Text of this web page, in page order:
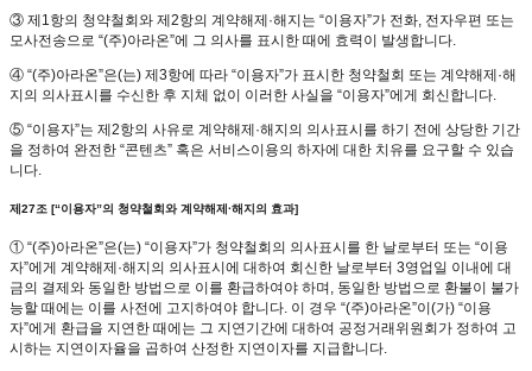
③ 제1항의 청약철회와 제2항의 계약해제·해지는 “이용자”가 전화, 전자우편 또는
모사전송으로 “(주)아라온”에 그 의사를 표시한 때에 효력이 발생합니다.
④ “(주)아라온”은(는) 제3항에 따라 “이용자”가 표시한 청약철회 또는 계약해제·해
지의 의사표시를 수신한 후 지체 없이 이러한 사실을 “이용자”에게 회신합니다.
⑤ “이용자”는 제2항의 사유로 계약해제·해지의 의사표시를 하기 전에 상당한 기간
을 정하여 완전한 “콘텐츠” 혹은 서비스이용의 하자에 대한 치유를 요구할 수 있습
니다.
제27조 [“이용자”의 청약철회와 계약해제·해지의 효과]
① “(주)아라온”은(는) “이용자”가 청약철회의 의사표시를 한 날로부터 또는 “이용
자”에게 계약해제·해지의 의사표시에 대하여 회신한 날로부터 3영업일 이내에 대
금의 결제와 동일한 방법으로 이를 환급하여야 하며, 동일한 방법으로 환불이 불가
능할 때에는 이를 사전에 고지하여야 합니다. 이 경우 “(주)아라온”이(가) “이용
자”에게 환급을 지연한 때에는 그 지연기간에 대하여 공정거래위원회가 정하여 고
시하는 지연이자율을 곱하여 산정한 지연이자를 지급합니다.